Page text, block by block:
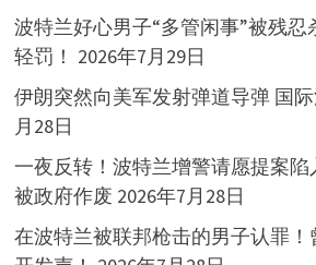
波特兰好心男子“多管闲事”被残忍
轻罚！ 2026年7月29日
伊朗突然向美军发射弹道导弹 国
月28日
一夜反转！波特兰增警请愿提案陷
被政府作废 2026年7月28日
在波特兰被联邦枪击的男子认罪